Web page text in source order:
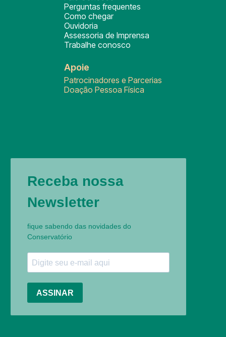
Perguntas frequentes
Como chegar
Ouvidoria
Assessoria de Imprensa
Trabalhe conosco
Apoie
Patrocinadores e Parcerias
Doação Pessoa Física